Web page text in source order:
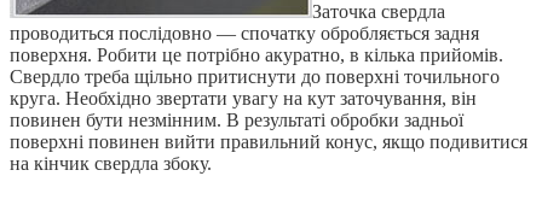
Заточка свердла
проводиться послідовно — спочатку обробляється задня
поверхня. Робити це потрібно акуратно, в кілька прийомів.
Свердло треба щільно притиснути до поверхні точильного
круга. Необхідно звертати увагу на кут заточування, він
повинен бути незмінним. В результаті обробки задньої
поверхні повинен вийти правильний конус, якщо подивитися
на кінчик свердла збоку.